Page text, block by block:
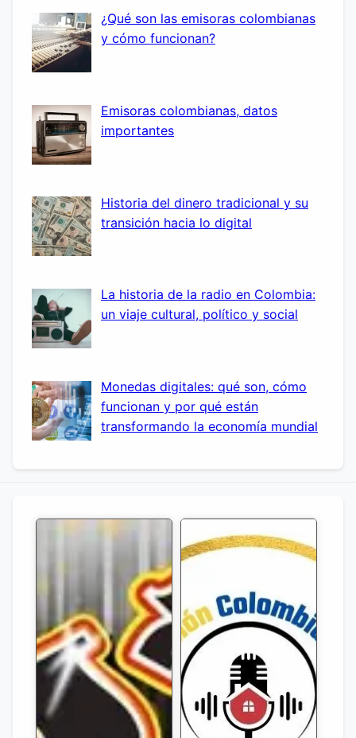
¿Qué son las emisoras colombianas
y cómo funcionan?
Emisoras colombianas, datos
importantes
Historia del dinero tradicional y su
transición hacia lo digital
La historia de la radio en Colombia:
un viaje cultural, político y social
Monedas digitales: qué son, cómo
funcionan y por qué están
transformando la economía mundial